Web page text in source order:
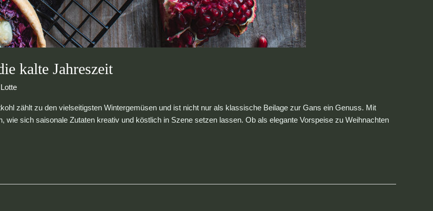
kalte Jahreszeit
Lotte
zählt zu den vielseitigsten Wintergemüsen und ist nicht nur als klassische Beilage zur Gans ein Genuss. Mit
wie sich saisonale Zutaten kreativ und köstlich in Szene setzen lassen. Ob als elegante Vorspeise zu Weihnachten